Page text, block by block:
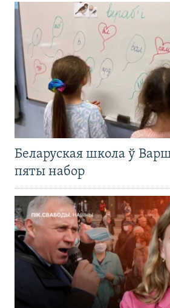
Беларуская школа ў
пяты набор